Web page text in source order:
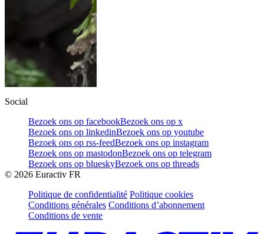
Social
Bezoek ons op facebookBezoek ons op x
Bezoek ons op linkedinBezoek ons op youtube
Bezoek ons op rss-feedBezoek ons op instagram
Bezoek ons op mastodonBezoek ons op telegram
Bezoek ons op blueskyBezoek ons op threads
© 2026 Euractiv FR
Politique de confidentialité Politique cookies
Conditions générales Conditions d’abonnement
Conditions de vente